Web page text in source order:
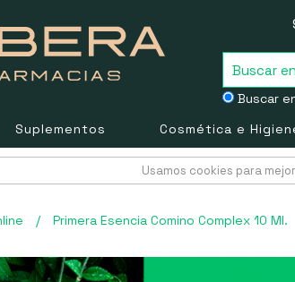
Buscar
Suplementos Cosmética e
Usamos cookies para
/ Primera Esencia Comino Complex 10 Ml.